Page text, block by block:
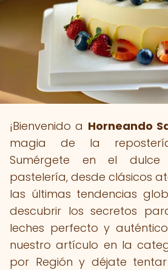
¡Bienvenido a Horneando
magia de la
Sumérgete en el
pastelería, desde clásicos
las últimas tendencias
descubrir los secretos
leches perfecto y
nuestro artículo en la
por Región y déjate